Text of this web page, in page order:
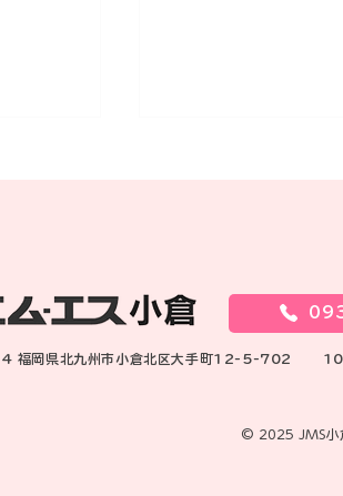
ご成婚おめでとう
福岡県北九州市小倉北区大手町12-5-702
© 2025 JMS小